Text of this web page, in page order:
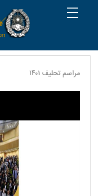
مراسم تحلیف ۱۴۰۱